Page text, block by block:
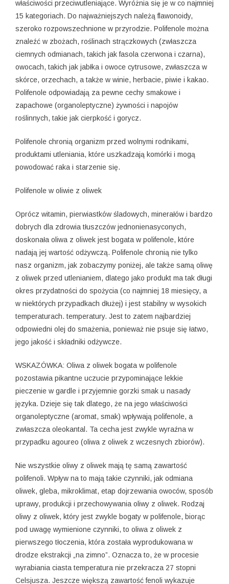
właściwości przeciwutleniające. Wyróżnia się je w co najmniej
15 kategoriach. Do najważniejszych należą flawonoidy,
szeroko rozpowszechnione w przyrodzie. Polifenole można
znaleźć w zbożach, roślinach strączkowych (zwłaszcza
ciemnych odmianach, takich jak fasola czerwona i czarna),
owocach, takich jak jabłka i owoce cytrusowe, zwłaszcza w
skórce, orzechach, a także w winie, herbacie, piwie i kakao.
Polifenole odpowiadają za pewne cechy smakowe i
zapachowe (organoleptyczne) żywności i napojów
roślinnych, takie jak cierpkość i gorycz.
Polifenole chronią organizm przed wolnymi rodnikami,
produktami utleniania, które uszkadzają komórki i mogą
powodować raka i starzenie się.
Polifenole w oliwie z oliwek
Oprócz witamin, pierwiastków śladowych, minerałów i bardzo
dobrych dla zdrowia tłuszczów jednonienasyconych,
doskonała oliwa z oliwek jest bogata w polifenole, które
nadają jej wartość odżywczą. Polifenole chronią nie tylko
nasz organizm, jak zobaczymy poniżej, ale także samą oliwę
z oliwek przed utlenianiem, dlatego jako produkt ma tak długi
okres przydatności do spożycia (co najmniej 18 miesięcy, a
w niektórych przypadkach dłużej) i jest stabilny w wysokich
temperaturach. temperatury. Jest to zatem najbardziej
odpowiedni olej do smażenia, ponieważ nie psuje się łatwo,
jego jakość i składniki odżywcze.
WSKAZÓWKA: Oliwa z oliwek bogata w polifenole
pozostawia pikantne uczucie przypominające lekkie
pieczenie w gardle i przyjemnie gorzki smak u nasady
języka. Dzieje się tak dlatego, że na jego właściwości
organoleptyczne (aromat, smak) wpływają polifenole, a
zwłaszcza oleokantal. Ta cecha jest zwykle wyraźna w
przypadku agoureo (oliwa z oliwek z wczesnych zbiorów).
Nie wszystkie oliwy z oliwek mają tę samą zawartość
polifenoli. Wpływ na to mają takie czynniki, jak odmiana
oliwek, gleba, mikroklimat, etap dojrzewania owoców, sposób
uprawy, produkcji i przechowywania oliwy z oliwek. Rodzaj
oliwy z oliwek, który jest zwykle bogaty w polifenole, biorąc
pod uwagę wymienione czynniki, to oliwa z oliwek z
pierwszego tłoczenia, która została wyprodukowana w
drodze ekstrakcji „na zimno”. Oznacza to, że w procesie
wyrabiania ciasta temperatura nie przekracza 27 stopni
Celsjusza. Jeszcze większą zawartość fenoli wykazuje